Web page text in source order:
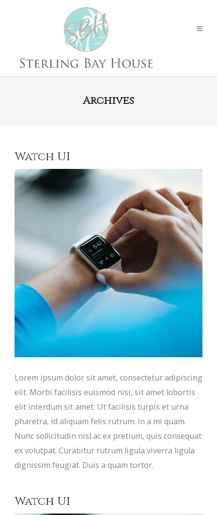
Archives
Watch UI
Lorem ipsum dolor sit amet, consectetur adipiscing
elit. Morbi facilisis euismod nisi, sit amet lobortis
elit interdum sit amet. Ut facilisis turpis et urna
pharetra, id aliquam felis rutrum. In a mi quam.
Nunc sollicitudin nisl ac ex pretium, quis consequat
ex volutpat. Curabitur rutrum ligula viverra ligula
dignissim feugiat. Duis a quam tortor.
Watch UI